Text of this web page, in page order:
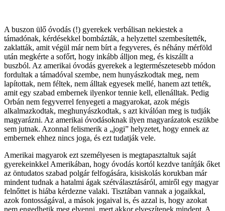
A buszon ülő óvodás (!) gyerekek verbálisan nekiestek a
támadónak, kérdésekkel bombázták, a helyzettel szembesítették,
zaklatták, amit végül már nem bírt a fegyveres, és néhány mérföld
után megkérte a sofőrt, hogy inkább álljon meg, és kiszállt a
buszból. Az amerikai óvodás gyerekek a legtermészetesebb módon
fordultak a támadóval szembe, nem hunyászkodtak meg, nem
lapítottak, nem féltek, nem álltak egyesek mellé, hanem azt tették,
amit egy szabad embernek ilyenkor tennie kell, ellenálltak. Pedig
Orbán nem fegyverrel fenyegeti a magyarokat, azok mégis
alkalmazkodtak, meghunyászkodtak, s azt kiválóan meg is tudják
magyarázni. Az amerikai óvodásoknak ilyen magyarázatok eszükbe
sem jutnak. Azonnal felismerik a „jogi” helyzetet, hogy ennek az
embernek ehhez nincs joga, és ezt tudatják vele.
Amerikai magyarok ezt személyesen is megtapasztaltuk saját
gyerekeinkkel Amerikában, hogy óvodás kortól kezdve tanítják őket
az öntudatos szabad polgár felfogására, kisiskolás korukban már
mindent tudnak a hatalmi ágak szétválasztásáról, amiről egy magyar
felnőttet is hiába kérdezne valaki. Tisztában vannak a jogaikkal,
azok fontosságával, a mások jogaival is, és azzal is, hogy azokat
nem engedhetik meg elvenni, mert akkor elveszítenek mindent. A